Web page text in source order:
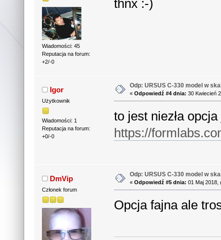
Wiadomości: 45
Reputacja na forum:
+2/-0
thnx :-)
Igor
Użytkownik
Wiadomości: 1
Reputacja na forum:
+0/-0
Odp: URSUS C-330 model w
«Odpowiedź #4 dnia: 30 Kwiecień
to jest niezła
https://
DmVip
Członek forum
Odp: URSUS C-330 model w
«Odpowiedź #5 dnia: 01 Maj 2018,
Opcja fajna ale